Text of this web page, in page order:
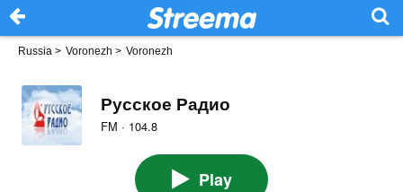
Russia > Voronezh > Voronezh
Русское Радио
FM · 104.8
Play